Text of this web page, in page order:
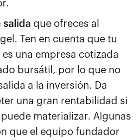
salida que ofreces al
Ten en cuenta que tu
una empresa cotizada
bursátil, por lo que no
a la inversión. Da
una gran rentabilidad si
puede materializar. Algunas
que el equipo fundador